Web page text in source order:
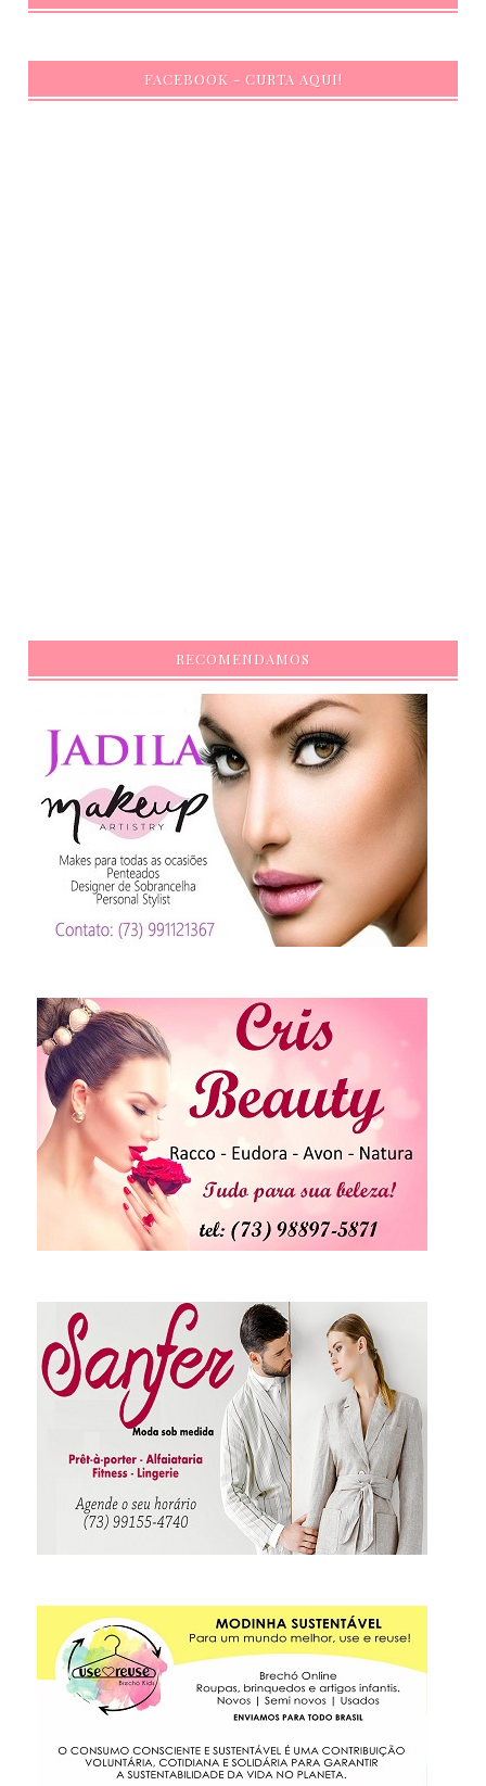
FACEBOOK - CURTA AQUI!
RECOMENDAMOS